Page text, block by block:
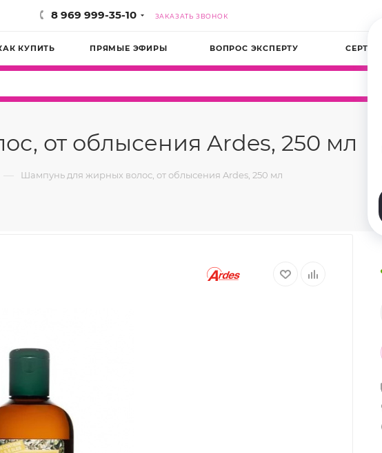
8 969 999-35-10 ЗАКАЗАТЬ ЗВОНОК
КУПИТЬ ПРЯМЫЕ ЭФИРЫ ВОПРОС ЭКСПЕРТУ
от облысения Ardes, 250 мл
— Шампунь для жирных волос, от облысения Ardes, 250 мл